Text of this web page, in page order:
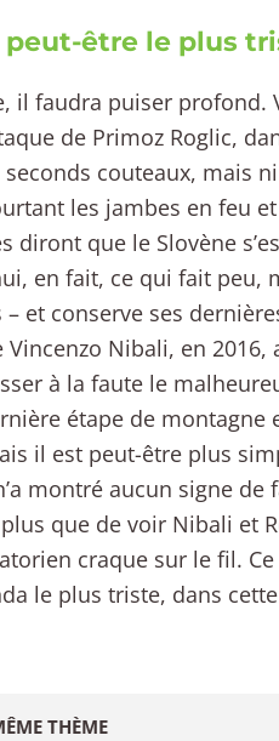
peut-être le plus
il faudra puiser profond.
de Primoz Roglic,
couteaux, mais
les jambes en feu
diront que le Slovène
en fait, ce qui fait peu,
– et conserve ses
Vincenzo Nibali, en
à la faute le
étape de montagne
il est peut-être plus
montré aucun signe
que de voir Nibali et
craque sur le fil.
le plus triste, dans
THÈME